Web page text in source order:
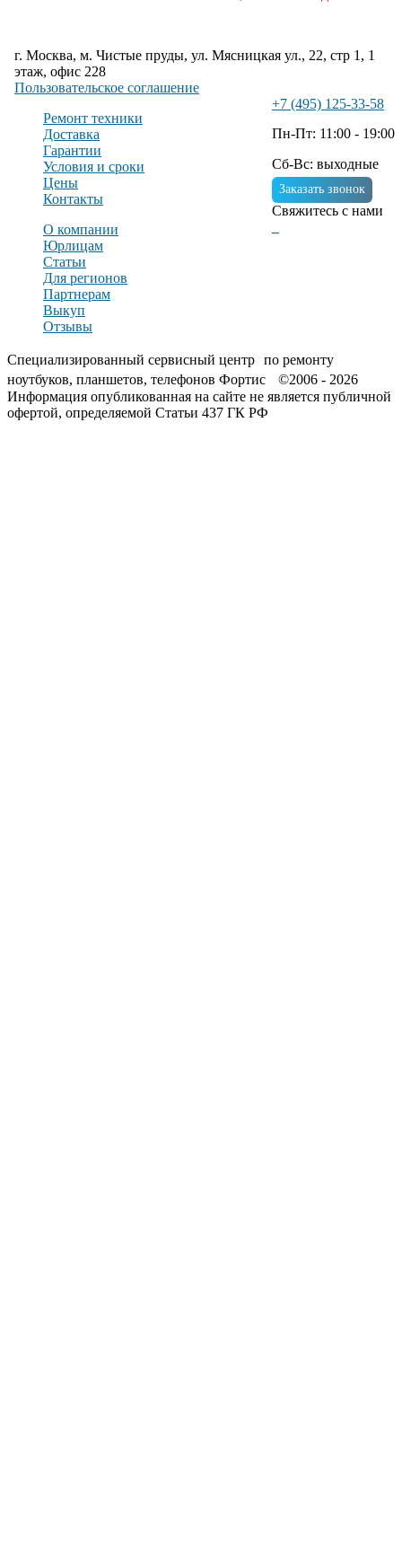
г. Москва, м. Чистые пруды, ул. Мясницкая ул., 22, стр 1, 1
этаж, офис 228
Пользовательское соглашение
Ремонт техники
Доставка
Гарантии
Условия и сроки
Цены
Контакты
О компании
Юрлицам
Статьи
Для регионов
Партнерам
Выкуп
Отзывы
+7 (495) 125-33-58
Пн-Пт: 11:00 - 19:00
Сб-Вс: выходные
Заказать звонок
Свяжитесь с нами
Специализированный сервисный центр по ремонту
ноутбуков, планшетов, телефонов Фортис ©2006 - 2026
Информация опубликованная на сайте не является публичной
офертой, определяемой Статьи 437 ГК РФ